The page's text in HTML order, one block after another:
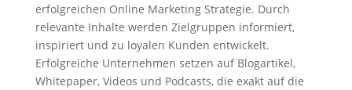
erfolgreichen Online Marketing Strategie. Durch
relevante Inhalte werden Zielgruppen informiert,
inspiriert und zu loyalen Kunden entwickelt.
Erfolgreiche Unternehmen setzen auf Blogartikel,
Whitepaper, Videos und Podcasts, die exakt auf die